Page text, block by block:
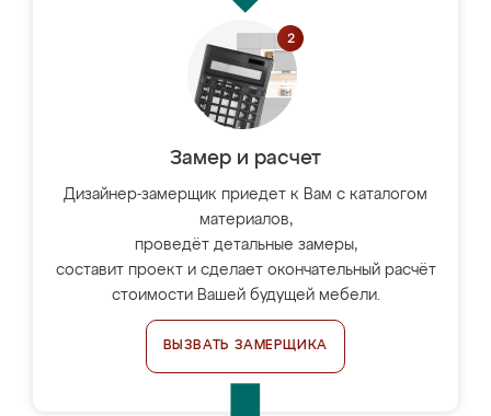
Замер и расчет
Дизайнер-замерщик приедет к Вам с каталогом
материалов,
проведёт детальные замеры,
составит проект и сделает окончательный расчёт
стоимости Вашей будущей мебели.
ВЫЗВАТЬ ЗАМЕРЩИКА